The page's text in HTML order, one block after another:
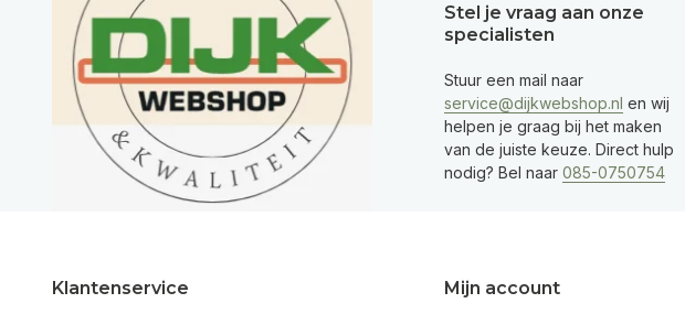
Stel je vraag aan onze
specialisten
Stuur een mail naar
service@dijkwebshop.nl en wij
helpen je graag bij het maken
van de juiste keuze. Direct hulp
nodig? Bel naar 085-0750754
Klantenservice Mijn account